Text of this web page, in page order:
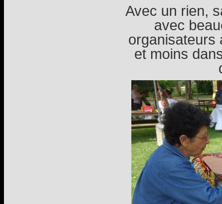
Avec un rien,
avec
organisateurs
et moins